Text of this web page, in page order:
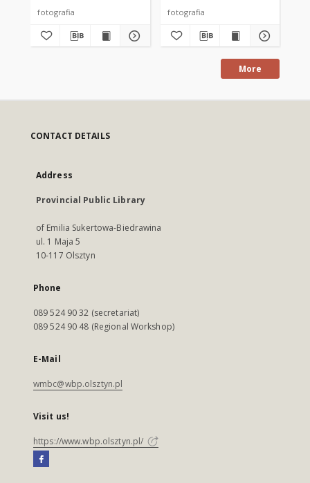
fotografia fotografia
More
CONTACT DETAILS
Address
Provincial Public Library
of Emilia Sukertowa-Biedrawina
ul. 1 Maja 5
10-117 Olsztyn
Phone
089 524 90 32 (secretariat)
089 524 90 48 (Regional Workshop)
E-Mail
wmbc@wbp.olsztyn.pl
Visit us!
https://www.wbp.olsztyn.pl/